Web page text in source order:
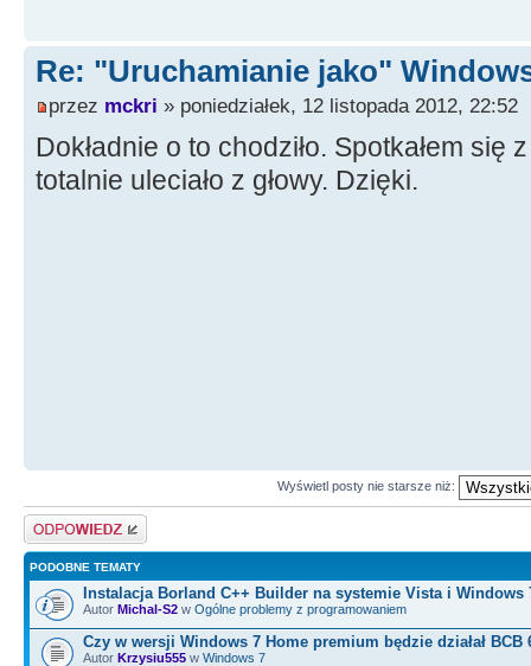
Re: "Uruchamianie jako"
przez mckri » poniedziałek, 12 listopada 2012, 22:52
Dokładnie o to chodziło. Spotkałem się
totalnie uleciało z głowy. Dzięki.
Wyświetl posty nie starsze niż:
Odpowiedz
PODOBNE TEMATY
Instalacja Borland C++ Builder na systemie Vista i Windows
Autor Michal-S2 w Ogólne problemy z programowaniem
Czy w wersji Windows 7 Home premium będzie działał BCB
Autor Krzysiu555 w Windows 7